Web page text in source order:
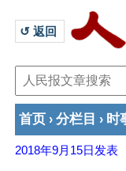
↺ 返回
首页 › 分栏目 › 时
2018年9月15日 发表